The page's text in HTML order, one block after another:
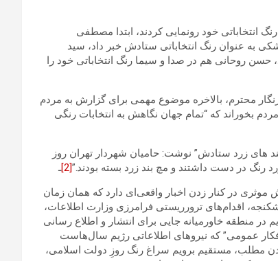
انتخاباتی خود رونمایی کردند، ابتدا مصطفی
به عنوان رنگ انتخاباتی ستادش خبر داد، سید
حسن روحانی هم در صدا و سیما رنگ انتخاباتی خود را
محترم، بالاخره موضوع مهمی برای گزارش به مردم
بخوراند که “تمام جهان نگاهش به انتخابات رنگی
های زرد ستادش” نوشت: حامیان شهردار تهران روز
رنگ در دست داشتند و مچ بند زرد بسته بودند.”[2]
ـ
در کنار زدن اخبار واقعی‌ای دارد که همان زمان
اقدام‌های ترورریستی فرامرزی وزارت اطلاعات،
منطقه خاورمیانه جایی برای انتشار و اطلاع رسانی
عمومی” که نیروهای اطلاعاتی رژیم سال‌هاست
مطلب، مستقیم برویم سراغ رنگ روزِ دولت اسلامی،